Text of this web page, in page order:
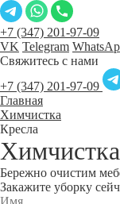
+7 (347) 201-97-09
VK Telegram
Свяжитесь с нами
+7 (347) 201-97-09
Главная
Химчистка
Кресла
Бережно очистим
Закажите уборку